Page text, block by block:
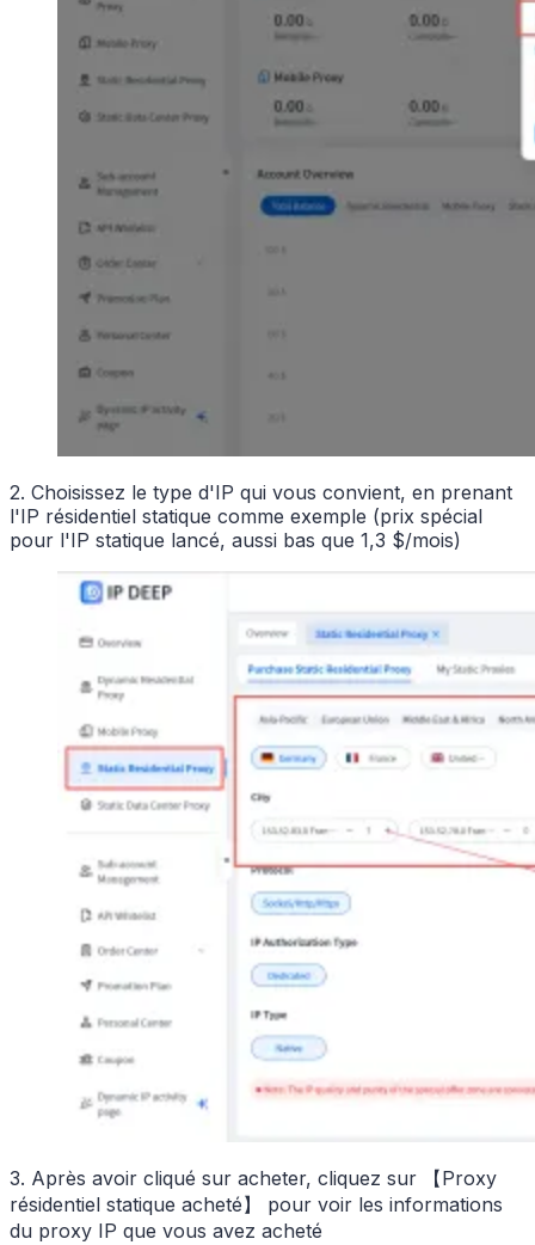
2. Choisissez le type d'IP qui vous convient, en prenant
l'IP résidentiel statique comme exemple (prix spécial
pour l'IP statique lancé, aussi bas que 1,3 $/mois)
3. Après avoir cliqué sur acheter, cliquez sur 【Proxy
résidentiel statique acheté】 pour voir les informations
du proxy IP que vous avez acheté